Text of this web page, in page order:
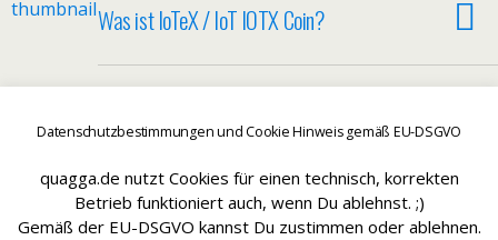
Was ist IoTeX / IoT IOTX Coin?
Datenschutzbestimmungen und Cookie Hinweis gemäß EU-DSGVO
quagga.de nutzt Cookies für einen technisch, korrekten
Betrieb funktioniert auch, wenn Du ablehnst. ;)
Gemäß der EU-DSGVO kannst Du zustimmen oder ablehnen.